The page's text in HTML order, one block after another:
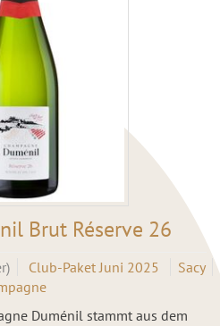
Brut Réserve 26
Club-Paket Juni 2025
Sacy
Duménil stammt aus dem